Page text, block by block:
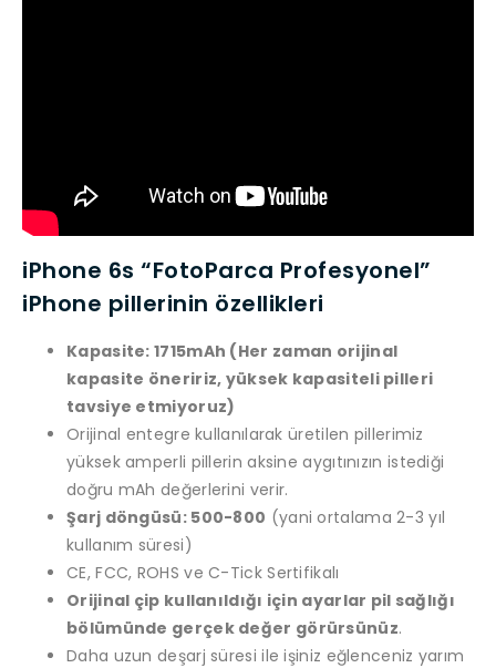
iPhone 6s “FotoParca Profesyonel”
iPhone pillerinin özellikleri
Kapasite: 1715mAh (Her zaman orijinal
kapasite öneririz, yüksek kapasiteli pilleri
tavsiye etmiyoruz)
Orijinal entegre kullanılarak üretilen pillerimiz
yüksek amperli pillerin aksine aygıtınızın istediği
doğru mAh değerlerini verir.
Şarj döngüsü: 500-800 (yani ortalama 2-3 yıl
kullanım süresi)
CE, FCC, ROHS ve C-Tick Sertifikalı
Orijinal çip kullanıldığı için ayarlar pil sağlığı
bölümünde gerçek değer görürsünüz.
Daha uzun deşarj süresi ile işiniz eğlenceniz yarım